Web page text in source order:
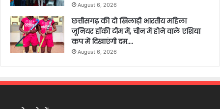
August 6, 2026
छत्तीसगढ़ की दो खिलाड़ी भारतीय महिला
जूनियर हॉकी टीम में, चीन में होने वाले एशिया
कप में दिखाएंगी दम….
August 6, 2026